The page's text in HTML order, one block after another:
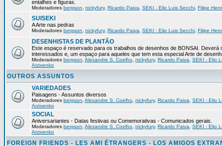
entalhes e figuras.
Moderadores bergson nickyfury, Ricardo Paiva SEKI - Elio Luis Secchi Filipe
SUISEKI
A Arte nas pedras
Moderadores bergson nickyfury, Ricardo Paiva SEKI - Elio Luis Secchi Filipe
DESENHISTAS DE PLANTÃO
Este espaço é reservado para os trabalhos de desenhos de BONSAI. Deverá
interessados e, um espaço para aqueles que tem esta especial Arte de
Moderadores bergson Alexandre S. Coelho nickyfury, Ricardo Paiva
SEKI - Elio
Arzivenko
OUTROS ASSUNTOS
VARIEDADES
Paisagens - Assuntos diversos
Moderadores bergson Alexandre S. Coelho nickyfury, Ricardo Paiva
SEKI - Elio
Arzivenko
SOCIAL
Aniversariantes - Datas festivas ou Comemorativas - Comunicados gerais.
Moderadores bergson Alexandre S. Coelho nickyfury, Ricardo Paiva
SEKI - Elio
Arzivenko
FOREIGN FRIENDS - LES AMI ÉTRANGERS - LOS AMIGOS